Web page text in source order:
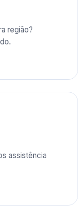
região?
assistência